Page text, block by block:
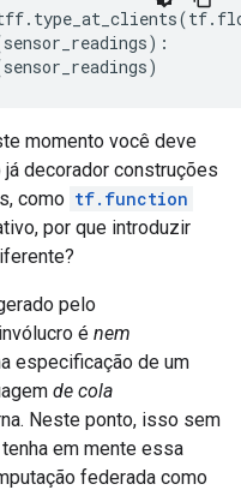
. type_at_clients(tf.
sensor_readings):
sensor_readings)
momento você deve
decorador construções
como tf.function
por que introduzir
pelo
invólucro é nem
especificação de um
de cola
Neste ponto, isso sem
em mente essa
federada como